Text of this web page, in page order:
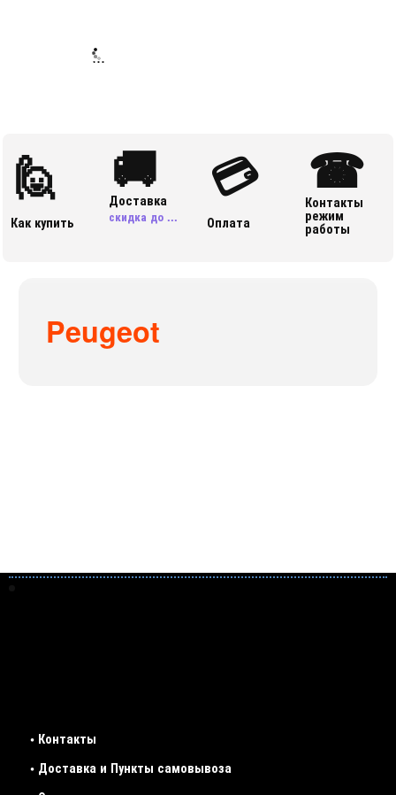
...
🙋
Как купить
🚚
Доставка
скидка до ...
💳
Оплата
☎
Контакты
режим
работы
Peugeot
• Контакты
• Доставка и Пункты самовывоза